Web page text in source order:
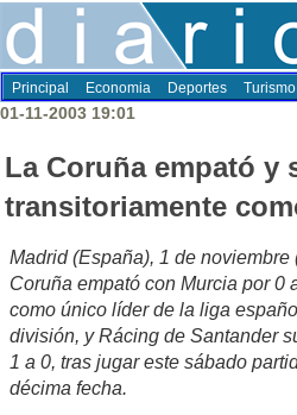
Principal Economia Deportes Turismo
01-11-2003 19:01
La Coruña empató y
transitoriamente
Madrid (España), 1 de
Coruña empató con Murcia por 0
como único líder de la liga
división, y Rácing de Santander
1 a 0, tras jugar este sábado
décima fecha.